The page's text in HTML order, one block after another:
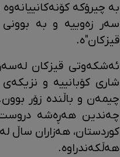
بە چیرۆکە
سەر زەوییە و بە
قیزکان"ە.
ئەشکەوتی قیزکان
چیمەن و باڵندە زۆر
چەندین هەڕەشە
کوردستان، هەزاران ساڵ
هەڵکەندراوە.